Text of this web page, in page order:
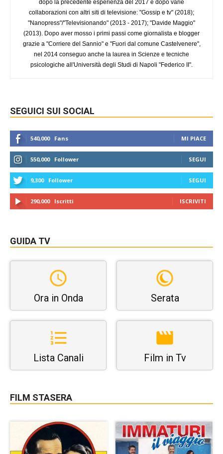
dopo la precedente esperienza del 2017 e dopo varie
collaborazioni con altri siti di televisione: "Gossip e tv" (2018);
"Nanopress"/"Televisionando" (2013 - 2017); "Davide Maggio"
(2013). Dopo aver mosso i primi passi come giornalista e blogger
grazie a "Corriere del Sannio" e "Fuori dal comune Castelvenere",
nel 2014 conseguo anche la laurea in Scienze e tecniche
psicologiche all'Università degli Studi di Napoli "Federico II".
SEGUICI SUI SOCIAL
540,000 Fans MI PIACE
550,000 Follower SEGUI
9,300 Follower SEGUI
290,000 Iscritti ISCRIVITI
GUIDA TV
Ora in Onda Serata
Lista Canali Film in Tv
FILM STASERA